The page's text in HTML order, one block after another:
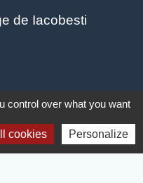
de Iacobesti
cookies
control over what you want
cookies Personalize